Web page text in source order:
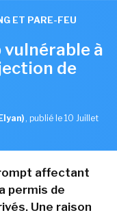
ET PARE-FEU
vulnérable à
de
, publié le 10 Juillet
affectant
permis de
Une raison